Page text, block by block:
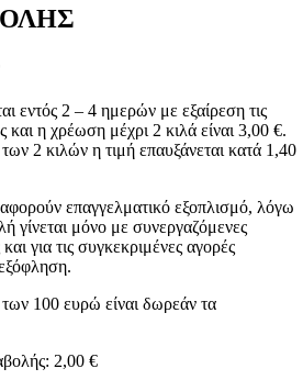
εντός 2 – 4 ημερών με εξαίρεση τις
και η χρέωση μέχρι 2 κιλά είναι 3,00 €.
2 κιλών η τιμή επαυξάνεται κατά 1,40
επαγγελματικό εξοπλισμό, λόγω
γίνεται μόνο με συνεργαζόμενες
για τις συγκεκριμένες αγορές
100 ευρώ είναι δωρεάν τα
2,00 €